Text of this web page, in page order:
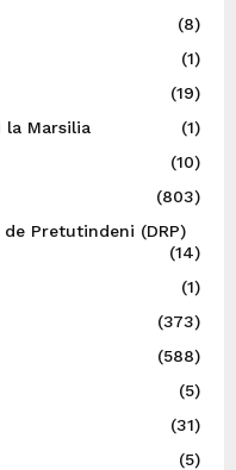
(8)
(1)
(19)
la Marsilia
(1)
(10)
(803)
Pretutindeni (DRP)
(14)
(1)
(373)
(588)
(5)
(31)
(5)